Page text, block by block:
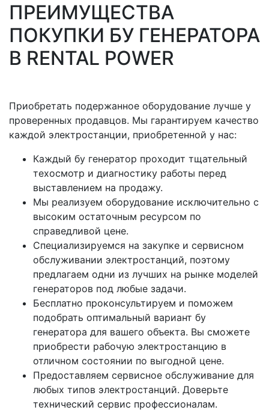
ПРЕИМУЩЕСТВА
ПОКУПКИ БУ ГЕНЕРАТОРА
В RENTAL POWER
Приобретать подержанное оборудование лучше у
проверенных продавцов. Мы гарантируем качество
каждой электростанции, приобретенной у нас:
Каждый бу генератор проходит тщательный
техосмотр и диагностику работы перед
выставлением на продажу.
Мы реализуем оборудование исключительно с
высоким остаточным ресурсом по
справедливой цене.
Специализируемся на закупке и сервисном
обслуживании электростанций, поэтому
предлагаем одни из лучших на рынке моделей
генераторов под любые задачи.
Бесплатно проконсультируем и поможем
подобрать оптимальный вариант бу
генератора для вашего объекта. Вы сможете
приобрести рабочую электростанцию в
отличном состоянии по выгодной цене.
Предоставляем сервисное обслуживание для
любых типов электростанций. Доверьте
технический сервис профессионалам.